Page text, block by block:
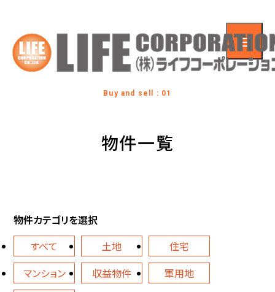
Buy and sell : 01
物件一覧
物件カテゴリを選択
すべて
土地
住宅
マンション
収益物件
軍用地